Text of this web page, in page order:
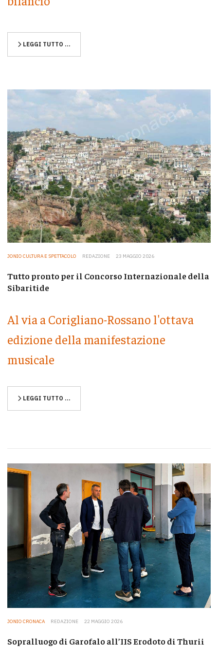
LEGGI TUTTO …
JONIO CULTURA E SPETTACOLO REDAZIONE 23 MAGGIO 2026
Tutto pronto per il Concorso Internazionale della
Sibaritide
Al via a Corigliano-Rossano l'ottava
edizione della manifestazione
musicale
LEGGI TUTTO …
JONIO CRONACA REDAZIONE 22 MAGGIO 2026
Sopralluogo di Garofalo all’IIS Erodoto di Thurii